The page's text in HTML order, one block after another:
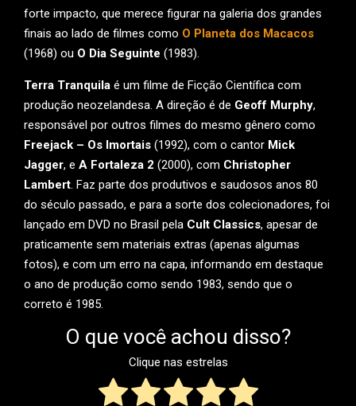
forte impacto, que merece figurar na galeria dos grandes
finais ao lado de filmes como O Planeta dos Macacos
(1968) ou O Dia Seguinte (1983).
Terra Tranquila é um filme de Ficção Científica com
produção neozelandesa. A direção é de Geoff Murphy,
responsável por outros filmes do mesmo gênero como
Freejack – Os Imortais (1992), com o cantor Mick
Jagger, e A Fortaleza 2 (2000), com Christopher
Lambert. Faz parte dos produtivos e saudosos anos 80
do século passado, e para a sorte dos colecionadores, foi
lançado em DVD no Brasil pela Cult Classics, apesar de
praticamente sem materiais extras (apenas algumas
fotos), e com um erro na capa, informando em destaque
o ano de produção como sendo 1983, sendo que o
correto é 1985.
O que você achou disso?
Clique nas estrelas